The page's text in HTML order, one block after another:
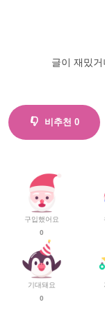
글이 재밌
비추천 0
구입했어요
0
기대돼요
0